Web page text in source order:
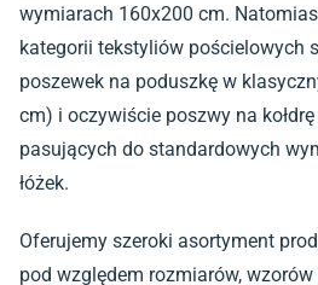
wymiarach 160x200 cm.
kategorii tekstyliów pościelowych
poszewek na poduszkę w
cm) i oczywiście poszwy na
pasujących do standardowych
łóżek.
Oferujemy szeroki asortyment
pod względem rozmiarów,